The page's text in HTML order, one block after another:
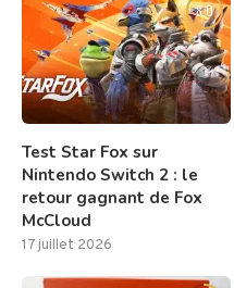
8.0
Test Star Fox sur
Nintendo Switch 2 : le
retour gagnant de Fox
McCloud
17 juillet 2026